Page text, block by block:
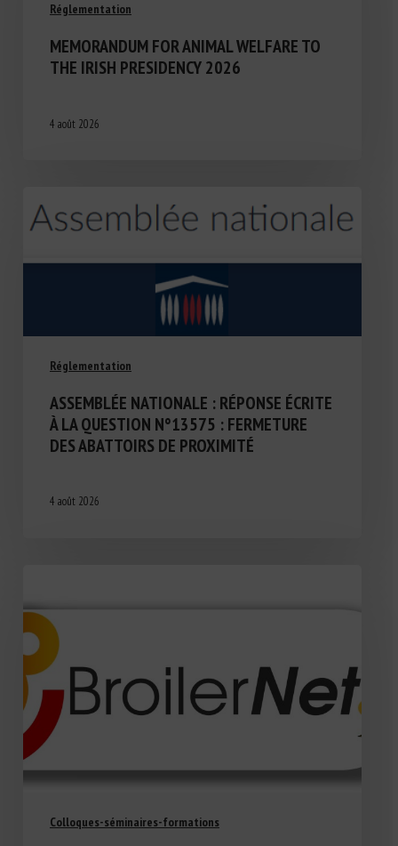
Réglementation
MEMORANDUM FOR ANIMAL WELFARE TO
THE IRISH PRESIDENCY 2026
4 août 2026
Réglementation
ASSEMBLÉE NATIONALE : RÉPONSE ÉCRITE
À LA QUESTION N°13575 : FERMETURE
DES ABATTOIRS DE PROXIMITÉ
4 août 2026
Colloques-séminaires-formations